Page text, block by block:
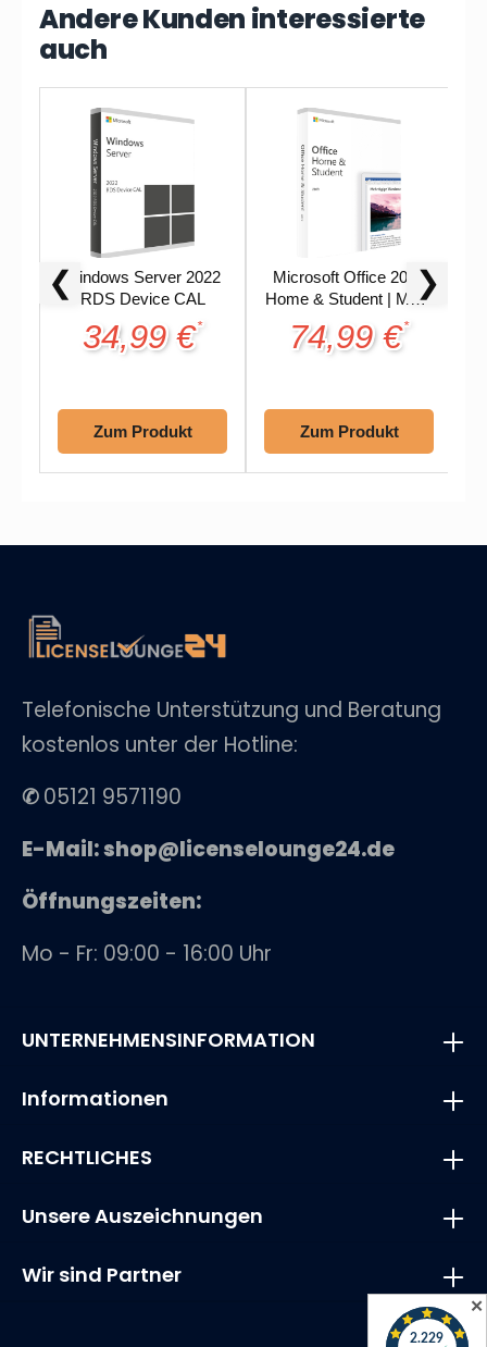
Andere Kunden interessierte
auch
❮Windows Server 2022
RDS Device CAL
34,99 € *
Zum Produkt
Microsoft Office 2019
Home & Student | MAC
Accountgebunden
74,99 € *
Zum Produkt
❯
Telefonische Unterstützung und Beratung
kostenlos unter der Hotline:
✆05121 9571190
E-Mail: shop@licenselounge24.de
Öffnungszeiten:
Mo - Fr: 09:00 - 16:00 Uhr
UNTERNEHMENSINFORMATION
Informationen
RECHTLICHES
Unsere Auszeichnungen
Wir sind Partner
✕